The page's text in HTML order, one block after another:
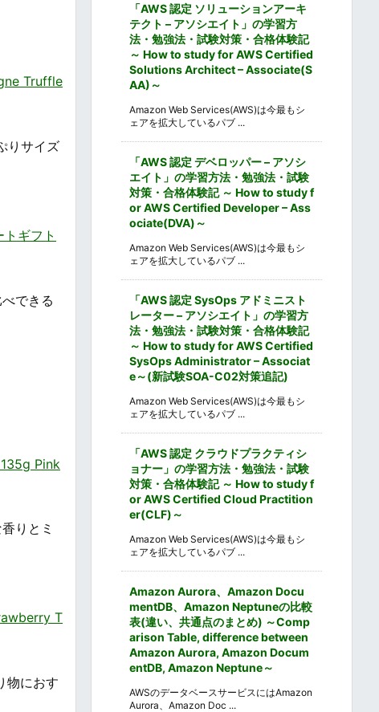
Truffle
りサイズ
ギフト
できる
Pink
りとミ
T
物におす
「AWS 認定 ソリューションアーキ
テクト – アソシエイト」の学習方
法・勉強法・試験対策・合格体験記
～ How to study for AWS Certified
Solutions Architect – Associate(S
AA)～
Amazon Web Services(AWS)は今最もシ
ェアを拡大しているパブ ...
「AWS 認定 デベロッパー – アソシ
エイト」の学習方法・勉強法・試験
対策・合格体験記 ～ How to study f
or AWS Certified Developer – Ass
ociate(DVA)～
Amazon Web Services(AWS)は今最もシ
ェアを拡大しているパブ ...
「AWS 認定 SysOps アドミニスト
レーター – アソシエイト」の学習方
法・勉強法・試験対策・合格体験記
～ How to study for AWS Certified
SysOps Administrator – Associat
e～(新試験SOA-C02対策追記)
Amazon Web Services(AWS)は今最もシ
ェアを拡大しているパブ ...
「AWS 認定 クラウドプラクティシ
ョナー」の学習方法・勉強法・試験
対策・合格体験記 ～ How to study f
or AWS Certified Cloud Practition
er(CLF)～
Amazon Web Services(AWS)は今最もシ
ェアを拡大しているパブ ...
Amazon Aurora、Amazon Docu
mentDB、Amazon Neptuneの比較
表(違い、共通点のまとめ) ～Comp
arison Table, difference between
Amazon Aurora, Amazon Docum
entDB, Amazon Neptune～
AWSのデータベースサービスにはAmazon
Aurora、Amazon Doc ...